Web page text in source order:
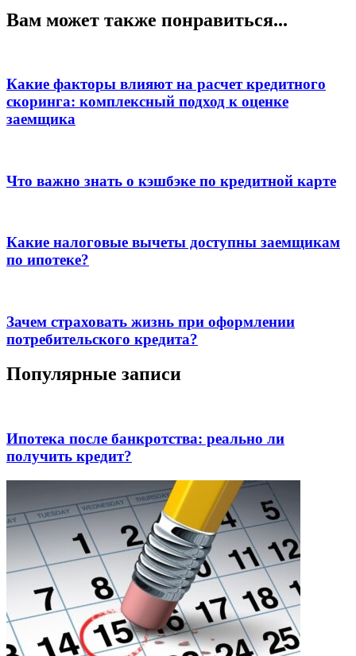
Вам может также понравиться...
Какие факторы влияют на расчет кредитного
скоринга: комплексный подход к оценке
заемщика
Что важно знать о кэшбэке по кредитной карте
Какие налоговые вычеты доступны заемщикам
по ипотеке?
Зачем страховать жизнь при оформлении
потребительского кредита?
Популярные записи
Ипотека после банкротства: реально ли
получить кредит?